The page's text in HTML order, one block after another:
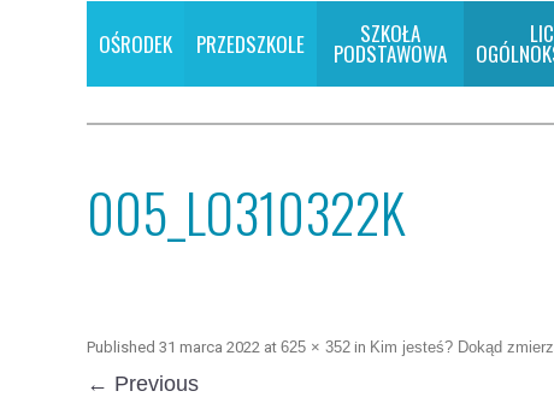
OŚRODEK PRZEDSZKOLE SZKOŁA
PODSTAWOWA
005_LO310322K
Published 31 marca 2022 at 625 × 352 in Kim jesteś? Dokąd
← Previous